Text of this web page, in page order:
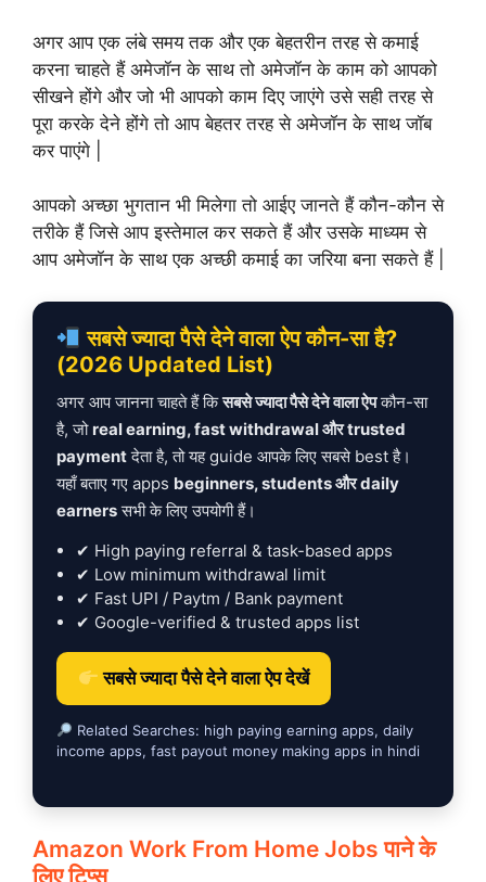
अगर आप एक लंबे समय तक और एक बेहतरीन तरह से कमाई
करना चाहते हैं अमेजॉन के साथ तो अमेजॉन के काम को आपको
सीखने होंगे और जो भी आपको काम दिए जाएंगे उसे सही तरह से
पूरा करके देने होंगे तो आप बेहतर तरह से अमेजॉन के साथ जॉब
कर पाएंगे |
आपको अच्छा भुगतान भी मिलेगा तो आईए जानते हैं कौन-कौन से
तरीके हैं जिसे आप इस्तेमाल कर सकते हैं और उसके माध्यम से
आप अमेजॉन के साथ एक अच्छी कमाई का जरिया बना सकते हैं |
सबसे ज्यादा पैसे देने वाला ऐप कौन-सा है?
(2026 Updated List)
अगर आप जानना चाहते हैं किसबसे ज्यादा पैसे देने वाला ऐपकौन-सा
है, जो real earning, fast withdrawal और trusted
paymentदेता है, तो यह guide आपके लिए सबसे best है।
यहाँ बताए गए apps beginners, students और daily
earnersसभी के लिए उपयोगी हैं।
✔ High paying referral & task-based apps
✔ Low minimum withdrawal limit
✔ Fast UPI / Paytm / Bank payment
✔ Google-verified & trusted apps list
सबसे ज्यादा पैसे देने वाला ऐप देखें
Related Searches: high paying earning apps, daily
income apps, fast payout money making apps in hindi
Amazon Work From Home Jobs पाने के
लिए टिप्स